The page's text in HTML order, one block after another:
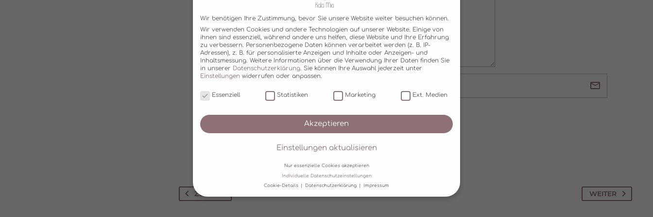
SENDEN
ZURÜCK WEITER
Wir benötigen Ihre Zustimmung, bevor Sie unsere Website weiter besuchen können.
Wir verwenden Cookies und andere Technologien auf unserer Website. Einige von
ihnen sind essenziell, während andere uns helfen, diese Website und Ihre Erfahrung
zu verbessern. Personenbezogene Daten können verarbeitet werden (z. B. IP-
Adressen), z. B. für personalisierte Anzeigen und Inhalte oder Anzeigen- und
Inhaltsmessung. Weitere Informationen über die Verwendung Ihrer Daten finden Sie
in unserer Datenschutzerklärung. Sie können Ihre Auswahl jederzeit unter
Einstellungen widerrufen oder anpassen.
Essenziell Statistiken Marketing Ext. Medien
Akzeptieren
Einstellungen aktualisieren
Nur essenzielle Cookies akzeptieren
Individuelle Datenschutzeinstellungen
Cookie-Details Datenschutzerklärung Impressum